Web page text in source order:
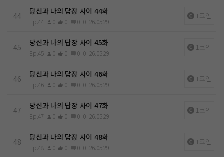
44 당신과 나의 답장 사이 44화
Ep.44 0 0 0 0 26.05.29
1코인
45 당신과 나의 답장 사이 45화
Ep.45 0 0 0 0 26.05.29
1코인
46 당신과 나의 답장 사이 46화
Ep.46 0 0 0 0 26.05.29
1코인
47 당신과 나의 답장 사이 47화
Ep.47 0 0 0 0 26.05.29
1코인
48 당신과 나의 답장 사이 48화
Ep.48 0 0 0 0 26.05.29
1코인